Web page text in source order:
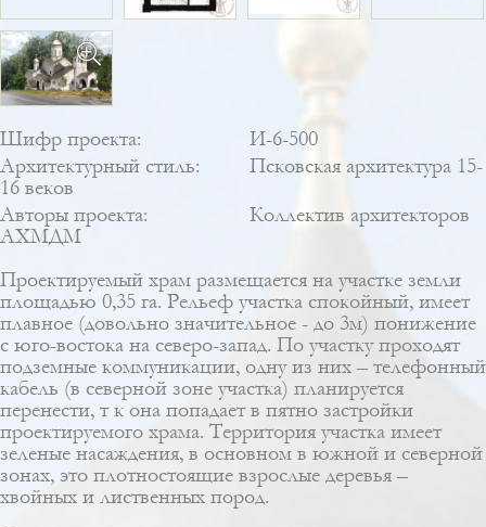
Шифр проекта:
И-6-500
Архитектурный стиль:
Псковская архитектура 15-
16 веков
Авторы проекта:
Коллектив архитекторов
АХМДМ
Проектируемый храм размещается на участке земли
площадью 0,35 га. Рельеф участка спокойный, имеет
плавное (довольно значительное - до 3м) понижение
с юго-востока на северо-запад. По участку проходят
подземные коммуникации, одну из них – телефонный
кабель (в северной зоне участка) планируется
перенести, т к она попадает в пятно застройки
проектируемого храма. Территория участка имеет
зеленые насаждения, в основном в южной и северной
зонах, это плотностоящие взрослые деревья –
хвойных и лиственных пород.